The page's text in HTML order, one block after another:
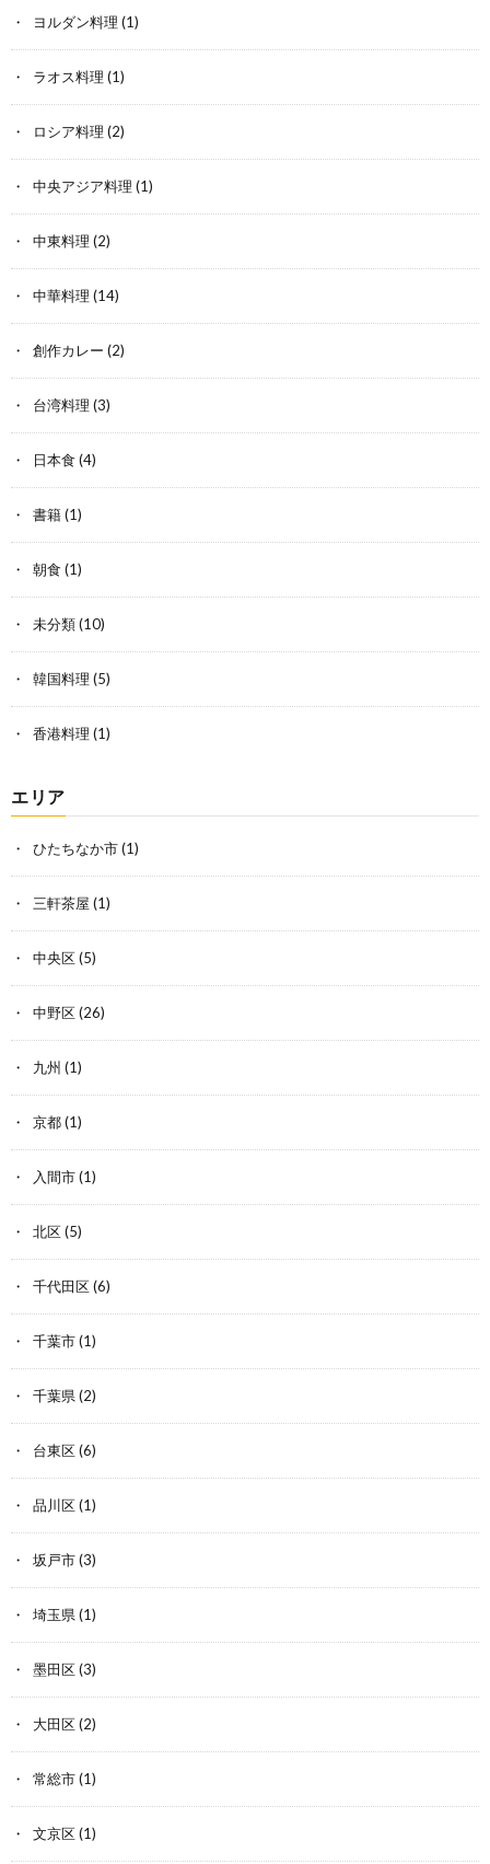
ヨルダン料理 (1)
ラオス料理 (1)
ロシア料理 (2)
中央アジア料理 (1)
中東料理 (2)
中華料理 (14)
創作カレー (2)
台湾料理 (3)
日本食 (4)
書籍(1)
朝食 (1)
未分類(10)
韓国料理 (5)
香港料理 (1)
エリア
ひたちなか市(1)
三軒茶屋 (1)
中央区(5)
中野区(26)
九州 (1)
京都(1)
入間市(1)
北区(5)
千代田区(6)
千葉市(1)
千葉県(2)
台東区(6)
品川区(1)
坂戸市(3)
埼玉県(1)
墨田区(3)
大田区(2)
常総市(1)
文京区(1)